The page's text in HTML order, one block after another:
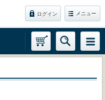
ログイン メニュー